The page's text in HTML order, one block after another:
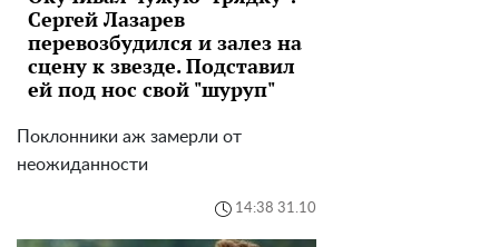
Сергей Лазарев
перевозбудился и залез на
сцену к звезде. Подставил
ей под нос свой "шуруп"
Поклонники аж замерли от
неожиданности
14:38 31.10